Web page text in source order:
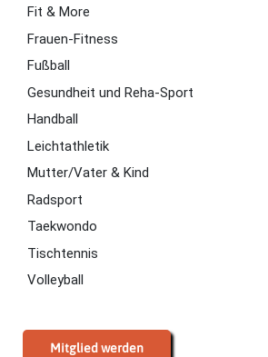
Fit & More
Frauen-Fitness
Fußball
Gesundheit und Reha-Sport
Handball
Leichtathletik
Mutter/Vater & Kind
Radsport
Taekwondo
Tischtennis
Volleyball
Mitglied werden